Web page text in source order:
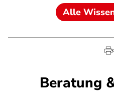
Alle
Beratung